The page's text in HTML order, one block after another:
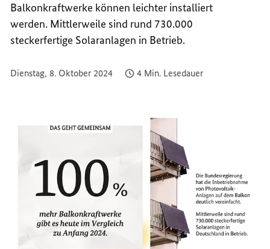
Balkonkraftwerke können leichter installiert
werden. Mittlerweile sind rund 730.000
steckerfertige Solaranlagen in Betrieb.
Dienstag, 8. Oktober 2024 4 Min. Lesedauer